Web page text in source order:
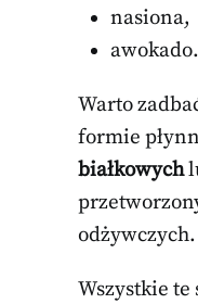
nasiona,
awokado.
Warto
formie
białkowych
odżywczych.
Wszystkie